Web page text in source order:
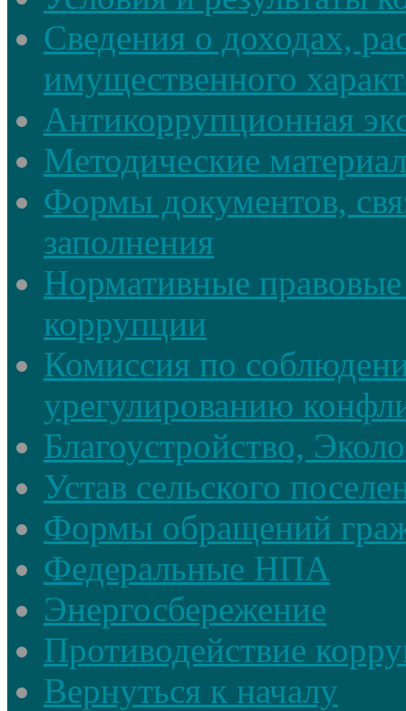
Сведения о доходах,
имущественного
Антикоррупционная
Методические
Формы документов,
заполнения
Нормативные
коррупции
Комиссия по
урегулированию
Благоустройство,
Устав сельского
Формы обращений
Федеральные НПА
Энергосбережение
Противодействие
Вернуться к началу